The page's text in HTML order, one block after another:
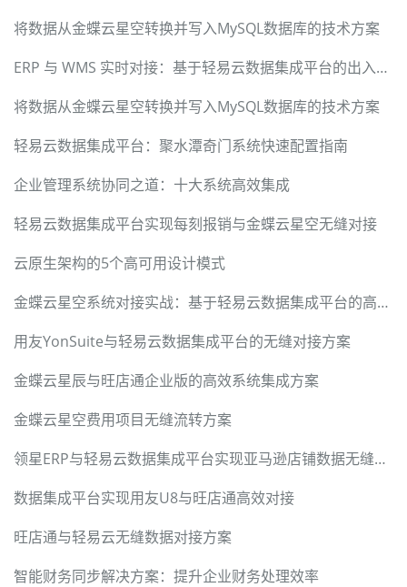
将数据从金蝶云星空转换并写入MySQL数据库的技术方案
ERP 与 WMS 实时对接：基于轻易云数据集成平台的出入库信息同步方案
将数据从金蝶云星空转换并写入MySQL数据库的技术方案
轻易云数据集成平台：聚水潭奇门系统快速配置指南
企业管理系统协同之道：十大系统高效集成
轻易云数据集成平台实现每刻报销与金蝶云星空无缝对接
云原生架构的5个高可用设计模式
金蝶云星空系统对接实战：基于轻易云数据集成平台的高效解决方案
用友YonSuite与轻易云数据集成平台的无缝对接方案
金蝶云星辰与旺店通企业版的高效系统集成方案
金蝶云星空费用项目无缝流转方案
领星ERP与轻易云数据集成平台实现亚马逊店铺数据无缝对接
数据集成平台实现用友U8与旺店通高效对接
旺店通与轻易云无缝数据对接方案
智能财务同步解决方案：提升企业财务处理效率